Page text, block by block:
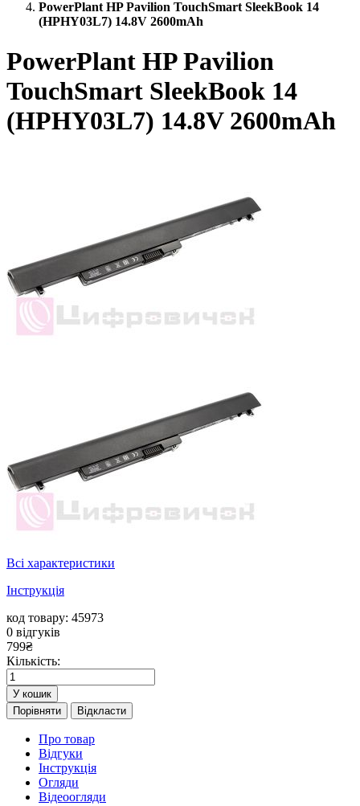
PowerPlant HP Pavilion TouchSmart SleekBook 14
(HPHY03L7) 14.8V 2600mAh
PowerPlant HP Pavilion
TouchSmart SleekBook 14
(HPHY03L7) 14.8V 2600mAh
Всі характеристики
Інструкція
код товару: 45973
0 відгуків
799₴
Кількість:
У кошик
Порівняти
Відкласти
Про товар
Відгуки
Інструкція
Огляди
Відеоогляди